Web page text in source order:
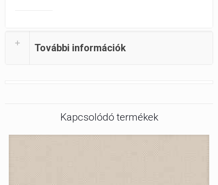
További információk
Kapcsolódó termékek